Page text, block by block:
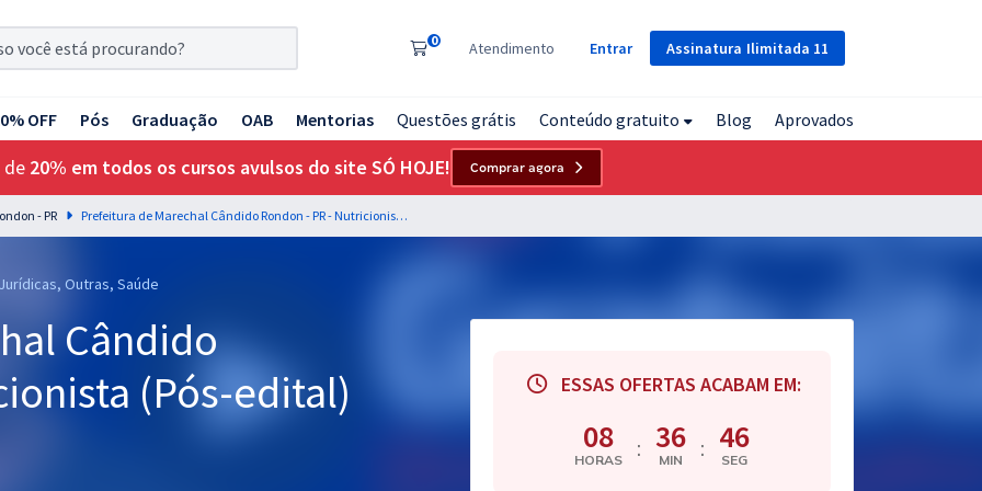
Assinatura Ilimitada 11
0 Atendimento Entrar
OFF Pós Graduação OAB Mentorias Questões grátis Conteúdo gratuito Blog Aprovados
de 20% em todos os cursos avulsos do site SÓ HOJE! Comprar agora
- PR Prefeitura de Marechal Cândido Rondon - PR - Nutricionista (Pós-edital)
Outras, Saúde
Cândido
(Pós-edital)
ESSAS OFERTAS ACABAM EM:
08
HORAS : 36
MIN : 45
SEG